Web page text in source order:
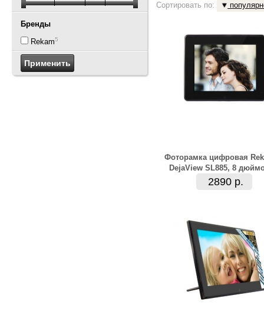
Бренды
Rekam5
Сортировать по:
Фоторамка цифровая
DejaView SL885, 8
2890 р.